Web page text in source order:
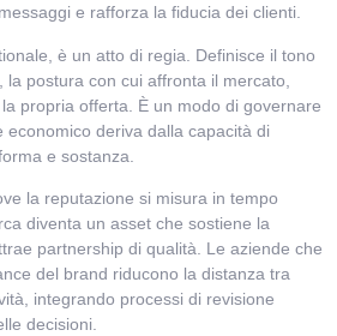
e rafforza la fiducia dei clienti.
è un atto di regia. Definisce il tono
la postura con cui affronta il mercato,
propria offerta. È un modo di governare
economico deriva dalla capacità di
e sostanza.
la reputazione si misura in tempo
diventa un asset che sostiene la
partnership di qualità. Le aziende che
del brand riducono la distanza tra
integrando processi di revisione
decisioni.